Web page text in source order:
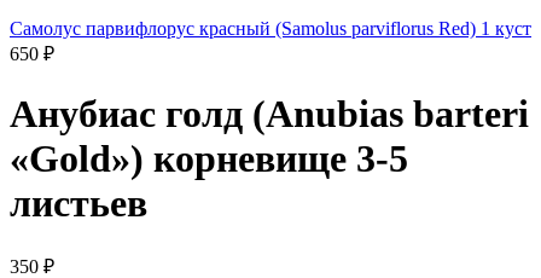
Самолус парвифлорус красный (Samolus parviflorus Red) 1 куст
650 ₽
Анубиас голд (Anubias barteri
«Gold») корневище 3-5
листьев
350 ₽